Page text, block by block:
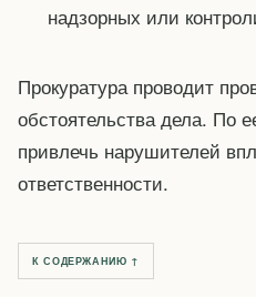
надзорных или
Прокуратура проводит
обстоятельства дела. По
привлечь нарушителей
ответственности.
К СОДЕРЖАНИЮ ↑